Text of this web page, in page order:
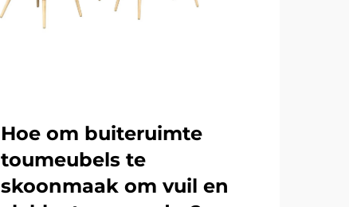
Hoe om buiteruimte
toumeubels te
skoonmaak om vuil en